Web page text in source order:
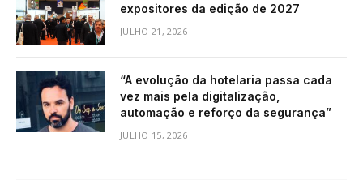
expositores da edição de 2027
JULHO 21, 2026
“A evolução da hotelaria passa cada
vez mais pela digitalização,
automação e reforço da segurança”
JULHO 15, 2026